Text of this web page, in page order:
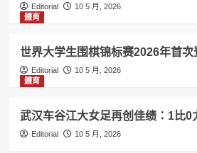
Editorial
10 5 月, 2026
體育
世界大学生围棋锦标赛2026年首次
Editorial
10 5 月, 2026
體育
武汉车谷江大女足再创佳绩：1比0
Editorial 10 5 月, 2026